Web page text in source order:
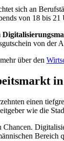
sich an
von 18 bis
von der
über den
in
einen
wie die
Bereich